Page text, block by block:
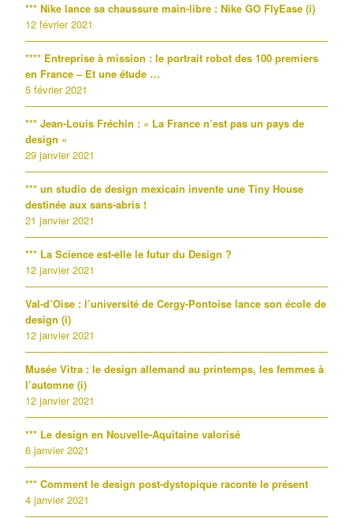
*** Nike lance sa chaussure main-libre : Nike GO FlyEase (i)
12 février 2021
**** Entreprise à mission : le portrait robot des 100 premiers
en France – Et une étude …
5 février 2021
*** Jean-Louis Fréchin : « La France n’est pas un pays de
design »
29 janvier 2021
*** un studio de design mexicain invente une Tiny House
destinée aux sans-abris !
21 janvier 2021
*** La Science est-elle le futur du Design ?
12 janvier 2021
Val-d’Oise : l’université de Cergy-Pontoise lance son école de
design (i)
12 janvier 2021
Musée Vitra : le design allemand au printemps, les femmes à
l’automne (i)
12 janvier 2021
*** Le design en Nouvelle-Aquitaine valorisé
6 janvier 2021
*** Comment le design post-dystopique raconte le présent
4 janvier 2021